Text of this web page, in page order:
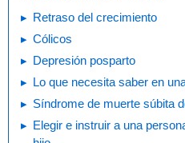
Retraso del crecimiento
Cólicos
Depresión posparto
Lo que necesita saber en
Síndrome de muerte súbita
Elegir e instruir a una